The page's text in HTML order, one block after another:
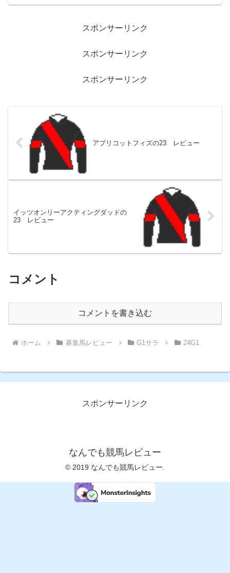
スポンサーリンク
スポンサーリンク
スポンサーリンク
アプリコットフィズの23 レビュー
イッツオンリーアクティングダッドの
23 レビュー
コメント
コメントを書き込む
ホーム 募集馬レビュー G1サラ 24G1
スポンサーリンク
なんでも競馬レビュー
© 2019 なんでも競馬レビュー.